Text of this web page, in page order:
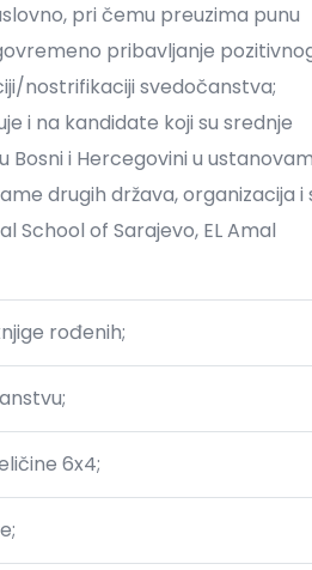
pri čemu preuzima punu
pribavljanje
nostrifikaciji svedočanstva;
i na kandidate koji su srednje
Bosni i Hercegovini u
drugih država, organizacija i
School of Sarajevo, EL Amal
rođenih;
6x4;